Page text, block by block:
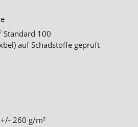
Standard 100
auf Schadstoffe geprüft
260 g/m²